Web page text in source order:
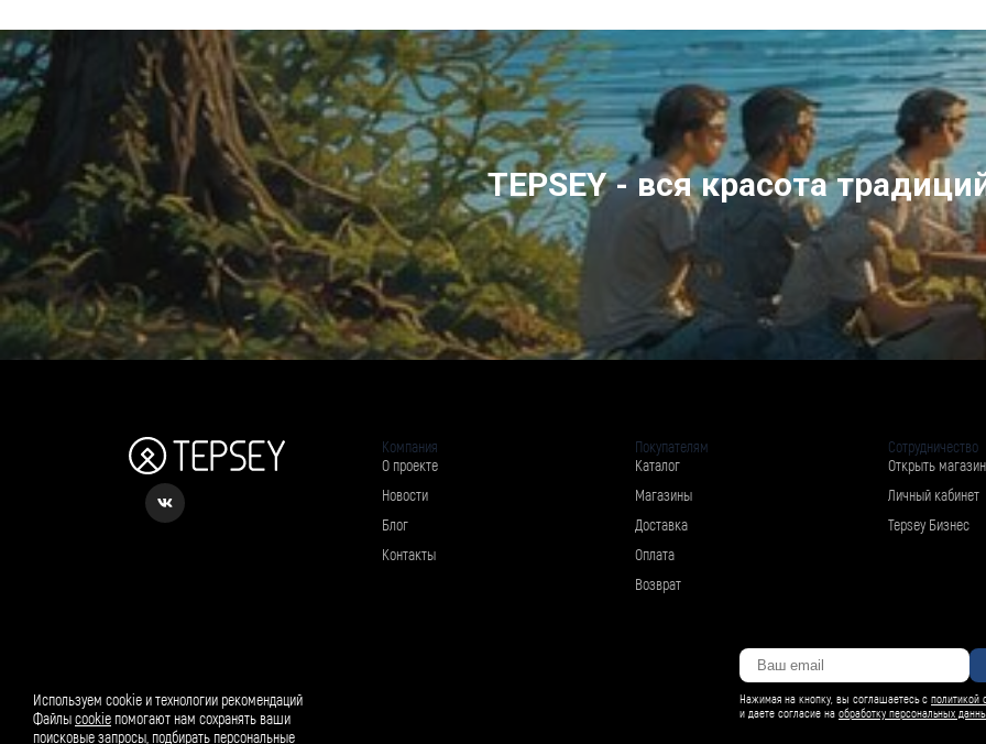
TEPSEY - вся красота
Компания
О проекте
Новости
Блог
Контакты
Покупателям
Каталог
Магазины
Доставка
Оплата
Возврат
Сотрудничество
Открыть магазин
Личный кабинет
Tepsey Бизнес
Рассылка о вкусном и полезном Нажимая на кнопку, вы соглашаетесь с политикой
и даете согласие на обработку персональных
Используем cookie и технологии рекомендаций
Файлыcookie помогают нам сохранять ваши
поисковые запросы, подбирать персональные